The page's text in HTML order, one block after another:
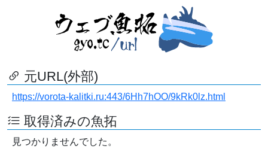
元URL(外部)
https://vorota-kalitki.ru:443/6Hh7hOO/9kRk0lz.html
取得済みの魚拓
見つかりませんでした。